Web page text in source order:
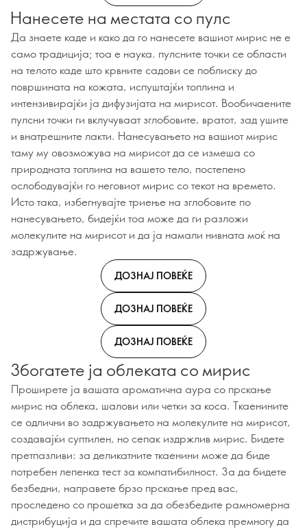
Нанесете на местата со пулс
Да знаете каде и како да го нанесете вашиот мирис не е
само традиција; тоа е наука. пулсните точки се области
на телото каде што крвните садови се поблиску до
површината на кожата, испуштајќи топлина и
интензивирајќи ја дифузијата на мирисот. Вообичаените
пулсни точки ги вклучуваат зглобовите, вратот, зад ушите
и внатрешните лакти. Нанесувањето на вашиот мирис
таму му овозможува на мирисот да се измеша со
природната топлина на вашето тело, постепено
ослободувајќи го неговиот мирис со текот на времето.
Исто така, избегнувајте триење на зглобовите по
нанесувањето, бидејќи тоа може да ги разложи
молекулите на мирисот и да ја намали нивната моќ на
задржување.
ДОЗНАЈ ПОВЕЌЕ
ДОЗНАЈ ПОВЕЌЕ
ДОЗНАЈ ПОВЕЌЕ
Збогатете ја облеката со мирис
Проширете ја вашата ароматична аура со прскање
мирис на облека, шалови или четки за коса. Ткаенините
се одлични во задржувањето на молекулите на мирисот,
создавајќи суптилен, но сепак издржлив мирис. Бидете
претпазливи: за деликатните ткаенини може да биде
потребен лепенка тест за компатибилност. За да бидете
безбедни, направете брзо прскање пред вас,
проследено со прошетка за да обезбедите рамномерна
дистрибуција и да спречите вашата облека премногу да